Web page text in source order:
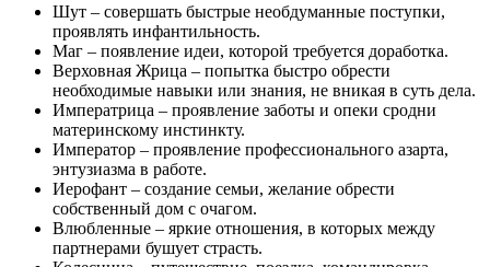
Шут – совершать быстрые необдуманные поступки,
проявлять инфантильность.
Маг – появление идеи, которой требуется доработка.
Верховная Жрица – попытка быстро обрести
необходимые навыки или знания, не вникая в суть дела.
Императрица – проявление заботы и опеки сродни
материнскому инстинкту.
Император – проявление профессионального азарта,
энтузиазма в работе.
Иерофант – создание семьи, желание обрести
собственный дом с очагом.
Влюбленные – яркие отношения, в которых между
партнерами бушует страсть.